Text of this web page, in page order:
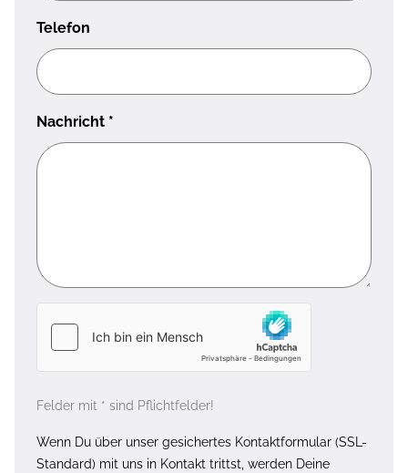
Telefon
Nachricht *
Felder mit * sind Pflichtfelder!
Wenn Du über unser gesichertes Kontaktformular (SSL-
Standard) mit uns in Kontakt trittst, werden Deine